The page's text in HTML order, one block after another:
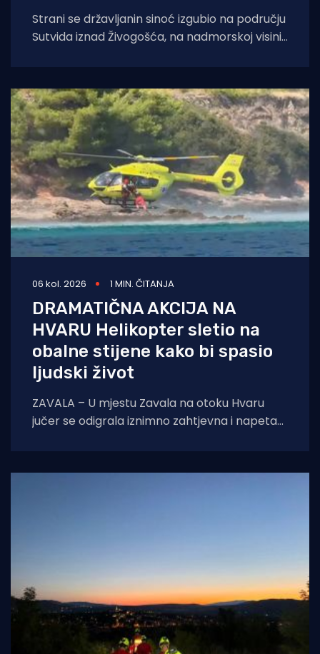
Strani se državljanin sinoć izgubio na području
Sutvida iznad Živogošća, na nadmorskoj visini
06 kol. 2026 1 MIN. ČITANJA
DRAMATIČNA AKCIJA NA
HVARU Helikopter sletio na
obalne stijene kako bi spasio
ljudski život
ZAVALA – U mjestu Zavala na otoku Hvaru
jučer se odigrala iznimno zahtjevna i napeta